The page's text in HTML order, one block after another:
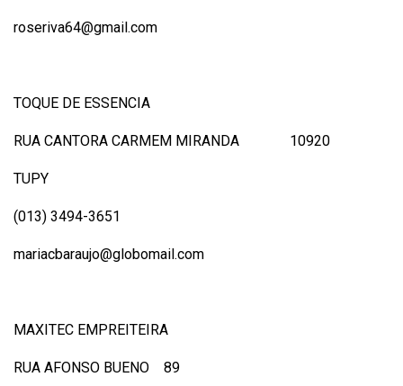
roseriva64@gmail.com
TOQUE DE ESSENCIA
RUA CANTORA CARMEM MIRANDA 10920
TUPY
(013) 3494-3651
mariacbaraujo@globomail.com
MAXITEC EMPREITEIRA
RUA AFONSO BUENO 89